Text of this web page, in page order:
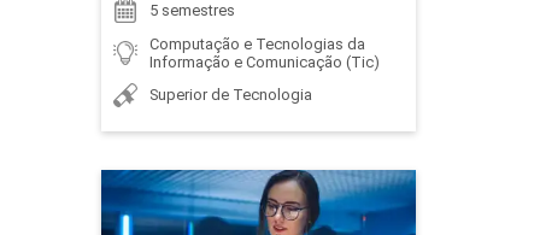
CÁLCULO DIFERENCIAL
75
HUMBERTO PATRICK LACERDA RIBEIRO
JOABE FUZARO
5 semestres
Computação e Tecnologias da
Informação e Comunicação (Tic)
Superior de Tecnologia
Análise e Desenvolvimento
de Sistemas